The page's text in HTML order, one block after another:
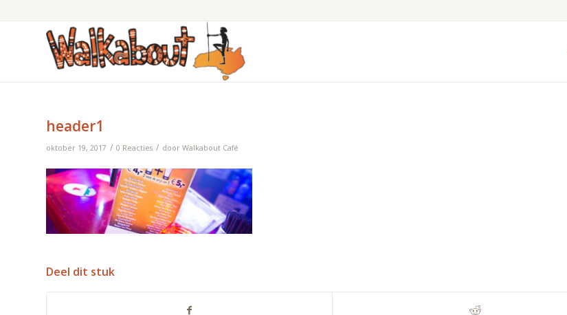
header1
oktober 19, 2017 / 0 Reacties / door Walkabout Café
Deel dit stuk